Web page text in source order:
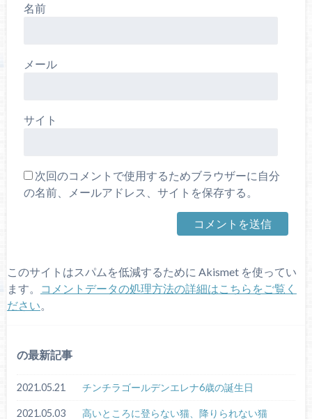
名前
メール
サイト
次回のコメントで使用するためブラウザーに自分
の名前、メールアドレス、サイトを保存する。
このサイトはスパムを低減するために Akismet を使ってい
ます。
コメントデータの処理方法の詳細はこちらをご覧く
ださい
の最新記事
2021.05.21 チンチラゴールデンエレナ6歳の誕生日
2021.05.03 高いところに登らない猫、降りられない猫